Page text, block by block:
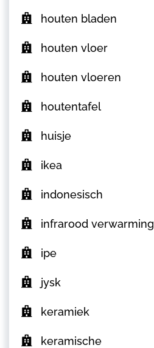
houten bladen
houten vloer
houten vloeren
houtentafel
huisje
ikea
indonesisch
infrarood verwarming
ipe
jysk
keramiek
keramische